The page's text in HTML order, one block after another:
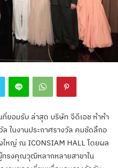
ยอมรับ ล่าสุด บริษัท จีดีเอช ห้าห้า
ล ในงานประกาศรางวัล คมชัดลึกอ
หญ่ ณ ICONSIAM HALL โดยผล
รงคุณวุฒิหลากหลายสาขาใน